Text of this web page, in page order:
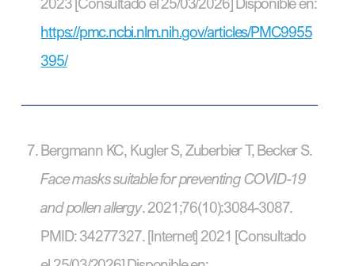
https://pmc.ncbi.nlm.nih.gov/articles/PMC9955
395/
Bergmann KC, Kugler S, Zuberbier T, Becker S.
Face masks suitable for preventing COVID-19
and pollen allergy. 2021;76(10):3084-3087.
PMID: 34277327. [Internet] 2021 [Consultado